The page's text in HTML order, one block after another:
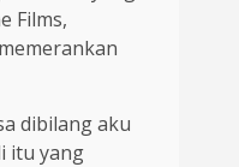
Films,
dibilang aku
itu yang